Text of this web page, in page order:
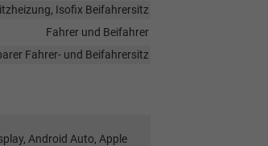
Isofix Beifahrersitz
Fahrer und Beifahrer
Fahrer- und Beifahrersitz
Android Auto, Apple